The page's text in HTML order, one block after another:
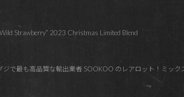
Strawberry” 2023 Christmas Limited Blend
で最も高品質な輸出業者 SOOKOO のレアロット！ミック